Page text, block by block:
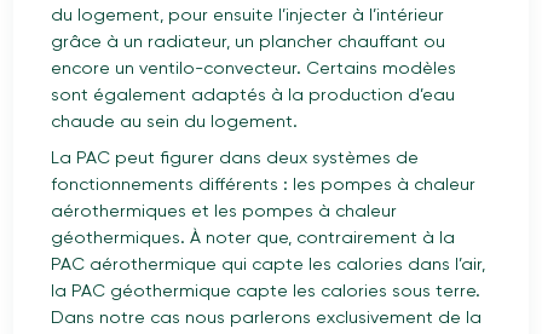
du logement, pour ensuite l’injecter à l’intérieur
grâce à un radiateur, un plancher chauffant ou
encore un ventilo-convecteur. Certains modèles
sont également adaptés à la production d’eau
chaude au sein du logement.
La PAC peut figurer dans deux systèmes de
fonctionnements différents : les pompes à chaleur
aérothermiques et les pompes à chaleur
géothermiques. À noter que, contrairement à la
PAC aérothermique qui capte les calories dans l’air,
la PAC géothermique capte les calories sous terre.
Dans notre cas nous parlerons exclusivement de la